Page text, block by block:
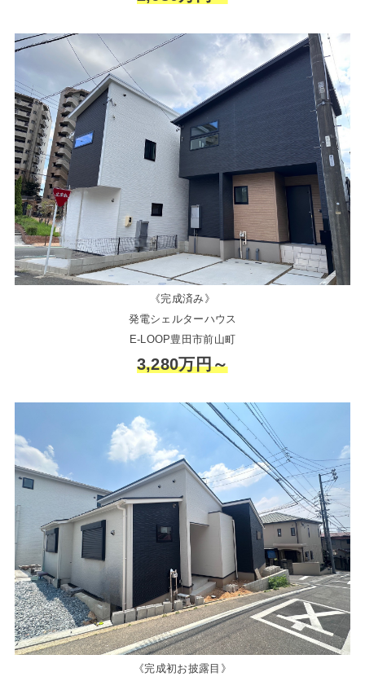
《完成済み》
発電シェルターハウス
E-LOOP豊田市前山町
3,280万円～
《完成初お披露目》